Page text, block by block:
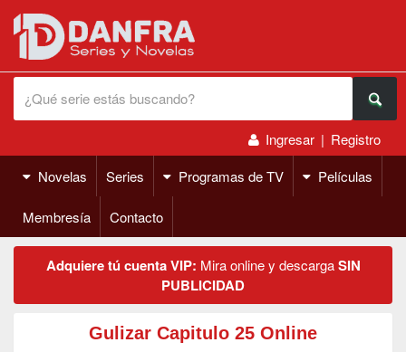
Ingresar | Registro
Novelas
Series Programas de TV Películas
Membresía Contacto
Adquiere tú cuenta VIP: Mira online y descargaSIN
PUBLICIDAD
Gulizar Capitulo 25 Online